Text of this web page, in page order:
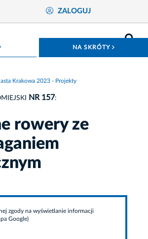
ZALOGUJ
NA SKRÓTY
Krakowa 2023 - Projekty
NR 157:
rowery ze
zgody na wyświetlanie informacji
Google)